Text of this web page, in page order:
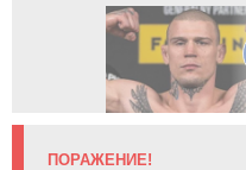
ПОРАЖЕНИЕ!